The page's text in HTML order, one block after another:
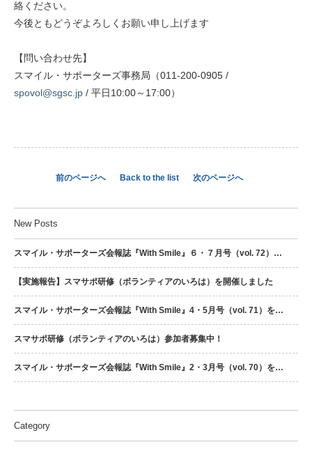
絡ください。
今後ともどうぞよろしくお願い申し上げます
【問い合わせ先】
スマイル・サポーターズ事務局（011-200-0905 /
spovol@sgsc.jp / 平日10:00～17:00）
前のページへ Back to the list 次のページへ
New Posts
スマイル・サポーターズ会報誌『With Smile』６・７月号（vol. 72）…
【実施報告】スマサポ研修（ボランティアのいろは）を開催しました
スマイル・サポーターズ会報誌『With Smile』4・5月号（vol. 71）を…
スマサポ研修（ボランティアのいろは）参加者募集中！
スマイル・サポーターズ会報誌『With Smile』2・3月号（vol. 70）を…
Category